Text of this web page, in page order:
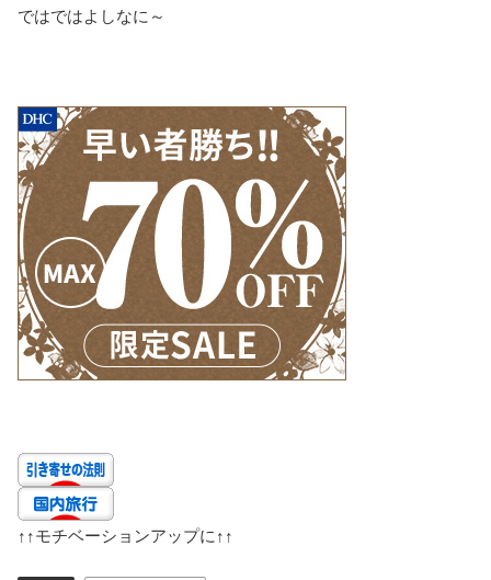
ではではよしなに～
↑↑モチベーションアップに ↑↑